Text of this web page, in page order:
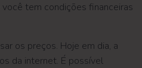
tem condições financeiras
os preços. Hoje em dia, a
da internet. É possível